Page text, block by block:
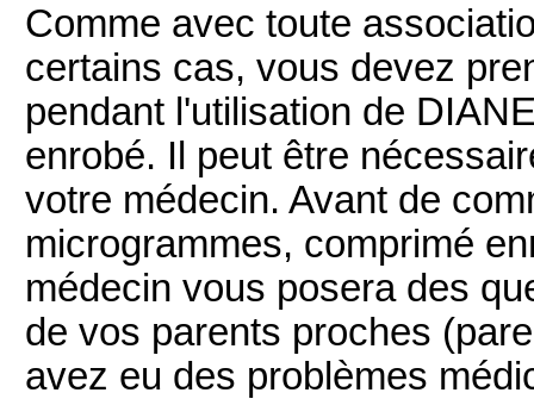
Comme avec toute
certains cas, vous devez
pendant l'utilisation de
enrobé. Il peut être
votre médecin. Avant de
microgrammes, comprimé
médecin vous posera des
de vos parents proches
avez eu des problèmes